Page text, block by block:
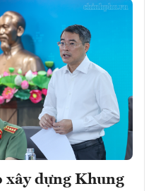
xây dựng Khung